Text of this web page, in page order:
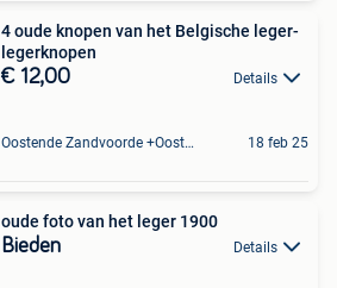
4 oude knopen van het Belgische leger-
legerknopen
€ 12,00 Details
Oostende Zandvoorde +Oostende 18 feb 25
oude foto van het leger 1900
Bieden Details